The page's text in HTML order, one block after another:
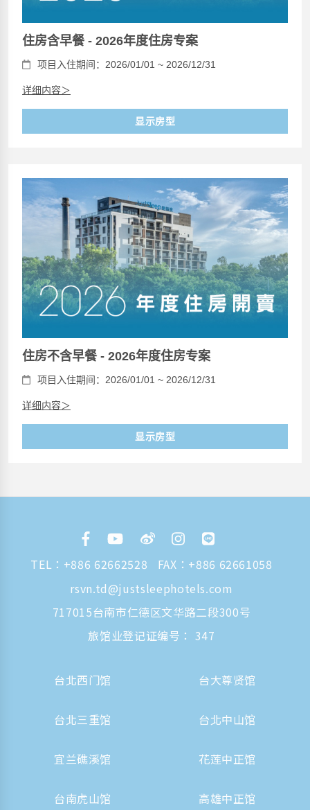
住房含早餐 - 2026年度住房专案
项目入住期间：2026/01/01 ~ 2026/12/31
详细内容＞
显示房型
住房不含早餐 - 2026年度住房专案
项目入住期间：2026/01/01 ~ 2026/12/31
详细内容＞
显示房型
TEL： +886 62662528
FAX：+886 62661058
rsvn.td@justsleephotels.com
717015台南市仁德区文华路二段300号
旅馆业登记证编号： 347
台北西门馆 台大尊贤馆
台北三重馆 台北中山馆
宜兰礁溪馆 花莲中正馆
台南虎山馆 高雄中正馆